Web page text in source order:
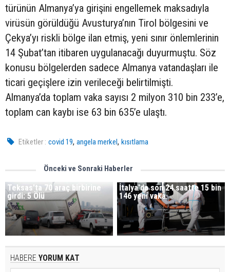
türünün Almanya’ya girişini engellemek maksadıyla
virüsün görüldüğü Avusturya’nın Tirol bölgesini ve
Çekya’yı riskli bölge ilan etmiş, yeni sınır önlemlerinin
14 Şubat’tan itibaren uygulanacağı duyurmuştu. Söz
konusu bölgelerden sadece Almanya vatandaşları ile
ticari geçişlere izin verileceği belirtilmişti.
Almanya’da toplam vaka sayısı 2 milyon 310 bin 233’e,
toplam can kaybı ise 63 bin 635’e ulaştı.
Etiketler : covid 19,angela merkel,kısıtlama
Önceki ve Sonraki Haberler
Teksas'ta 70 araç birbirine
girdi: 5 Ölü
İtalya'da son 24 saatte 15 bin
146 yeni vaka
HABERE YORUM KAT